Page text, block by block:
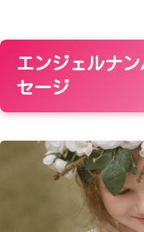
エンジェルナ
セージ